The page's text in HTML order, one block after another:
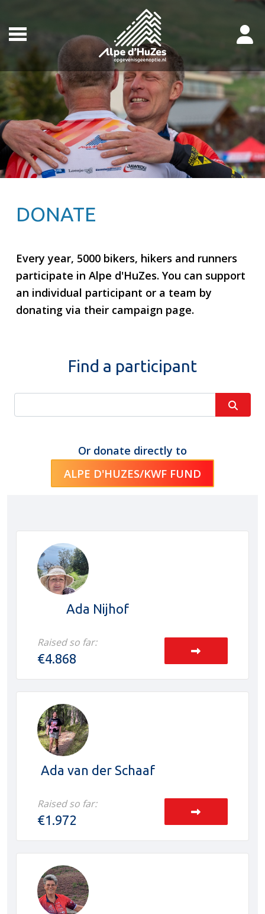
DONATE
Every year, 5000 bikers, hikers and runners
participate in Alpe d'HuZes. You can support
an individual participant or a team by
donating via their campaign page.
Find a participant
Or donate directly to
ALPE D'HUZES/KWF FUND
Ada Nijhof
Raised so far:
€4.868
Ada van der Schaaf
Raised so far:
€1.972